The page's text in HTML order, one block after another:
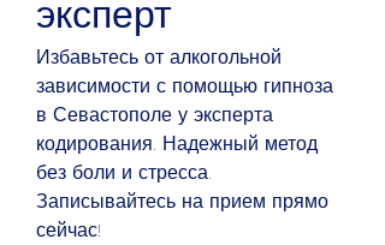
эксперт
Избавьтесь от алкогольной
зависимости с помощью гипноза
в Севастополе у эксперта
кодирования. Надежный метод
без боли и стресса.
Записывайтесь на прием прямо
сейчас!